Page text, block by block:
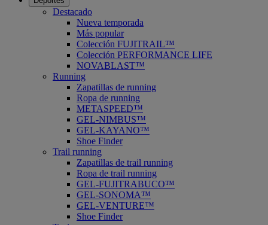
Destacado
Nueva temporada
Más popular
Colección FUJITRAIL™
Colección PERFORMANCE LIFE
NOVABLAST™
Running
Zapatillas de running
Ropa de running
METASPEED™
GEL-NIMBUS™
GEL-KAYANO™
Shoe Finder
Trail running
Zapatillas de trail running
Ropa de trail running
GEL-FUJITRABUCO™
GEL-SONOMA™
GEL-VENTURE™
Shoe Finder